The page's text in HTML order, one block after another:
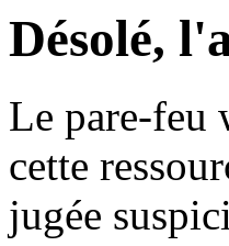
Désolé,
Le pare-feu
cette
jugée